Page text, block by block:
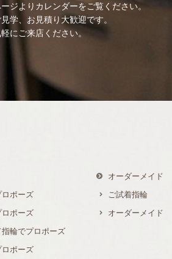
ジよりカレンダーをご覧ください。
学、お見積り大歓迎です。
にご来店ください。
ポーズ
ポーズ
輪でプロポーズ
ポーズ
オーダーメイド
ご試着指輪
オーダーメイド